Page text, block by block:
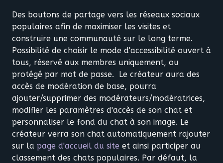
Des boutons de partage vers les réseaux sociaux
populaires afin de maximiser les visites et
construire une communauté sur le long terme.
Possibilité de choisir le mode d'accessibilité ouvert à
tous, réservé aux membres uniquement, ou
protégé par mot de passe. Le créateur aura des
accès de modération de base, pourra
ajouter/supprimer des modérateurs/modératrices,
modifier les paramètres d'accès de son chat et
personnaliser le fond du chat à son image. Le
créateur verra son chat automatiquement rajouter
sur la page d'accueil du site et ainsi participer au
classement des chats populaires. Par défaut, la